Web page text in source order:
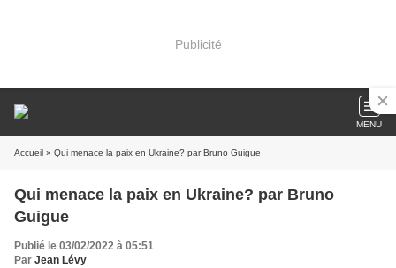
Publicité
MENU
Accueil » Qui menace la paix en Ukraine? par Bruno Guigue
Qui menace la paix en Ukraine? par Bruno
Guigue
Publié le 03/02/2022 à 05:51
Par Jean Lévy